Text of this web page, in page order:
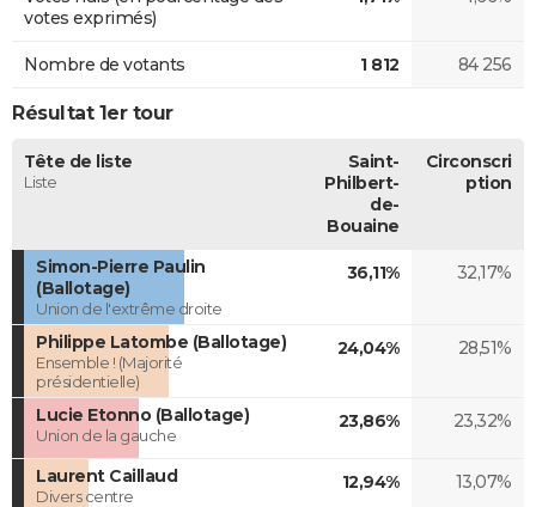
votes exprimés)
Nombre de votants 1 812 84 256
Résultat 1er tour
Tête de liste
Liste
Saint-
Philbert-
de-
Bouaine
Circonscri
ption
Simon-Pierre Paulin
(Ballotage)
Union de l'extrême droite
36,11% 32,17%
Philippe Latombe (Ballotage)
Ensemble ! (Majorité
présidentielle)
24,04% 28,51%
Lucie Etonno (Ballotage)
Union de la gauche
23,86% 23,32%
Laurent Caillaud
Divers centre
12,94% 13,07%